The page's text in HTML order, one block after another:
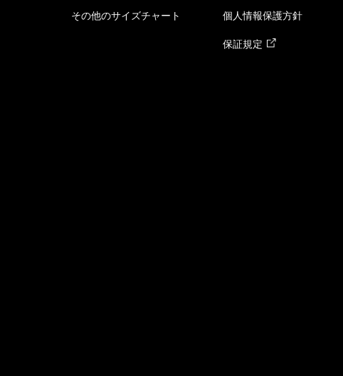
その他のサイズチャート 個人情報保護方針
保証規定